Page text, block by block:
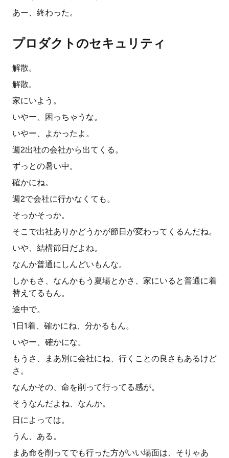
あー、終わった。
プロダクトのセキュリティ
解散。
解散。
家にいよう。
いやー、困っちゃうな。
いやー、よかったよ。
週2出社の会社から出てくる。
ずっとの暑い中。
確かにね。
週2で会社に行かなくても。
そっかそっか。
そこで出社ありかどうかが節日が変わってくるんだね。
いや、結構節日だよね。
なんか普通にしんどいもんな。
しかもさ、なんかもう夏場とかさ、家にいると普通に着
替えてるもん。
途中で。
1日1着、確かにね、分かるもん。
いやー、確かにな。
もうさ、まあ別に会社にね、行くことの良さもあるけど
さ。
なんかその、命を削って行ってる感が。
そうなんだよね、なんか。
日によっては。
うん、ある。
まあ命を削ってでも行った方がいい場面は、そりゃあ